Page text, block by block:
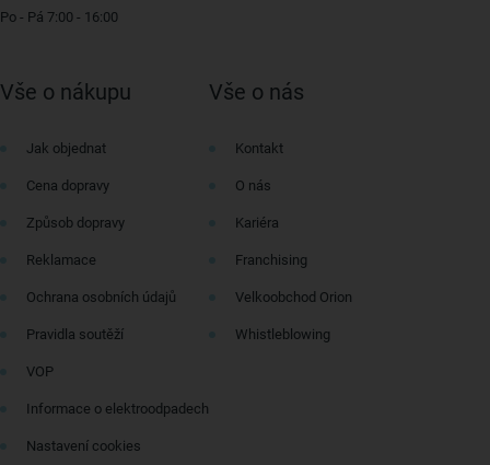
Po - Pá 7:00 - 16:00
Vše o nákupu
Jak objednat
Cena dopravy
Způsob dopravy
Reklamace
Ochrana osobních údajů
Pravidla soutěží
VOP
Informace o elektroodpadech
Nastavení cookies
Vše o nás
Kontakt
O nás
Kariéra
Franchising
Velkoobchod Orion
Whistleblowing